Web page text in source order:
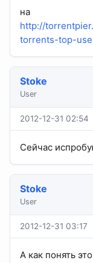
на
http://
torrents-top-
Stoke
User
2012-12-31 02:54
Сейчас
Stoke
User
2012-12-31 03:17
А как понять